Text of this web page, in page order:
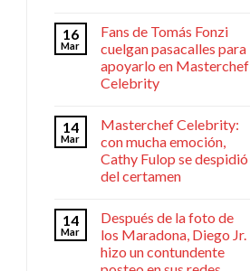
16
Mar
Fans de Tomás Fonzi
cuelgan pasacalles para
apoyarlo en Masterchef
Celebrity
14
Mar
Masterchef Celebrity:
con mucha emoción,
Cathy Fulop se despidió
del certamen
14
Mar
Después de la foto de
los Maradona, Diego Jr.
hizo un contundente